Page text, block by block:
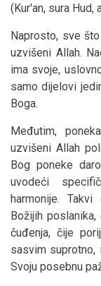
(Kur'an, sura Hud,
Naprosto, sve
uzvišeni Allah.
ima svoje,
samo dijelovi
Boga.
Međutim,
uzvišeni Allah
Bog poneke
uvodeći
harmonije.
Božijih poslanika,
čuđenja, čije
sasvim suprotno,
Svoju posebnu